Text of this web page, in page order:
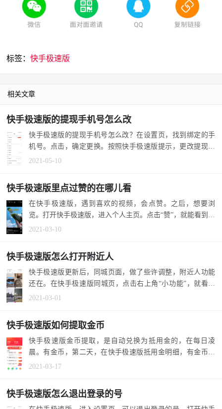
标签：快手极速版
相关文章
快手极速版的提现手机号怎么改
快手极速版的提现手机号怎么改？在设置页，找到绑定的手
机号。点击，确定更换。按照快手极速版提示，更改提现手
机号。 1.在快...
2021-05-10
快手极速版里点过赞的在哪儿看
在快手极速版，遇到喜欢的视频，会点赞。之后，想要浏
览。打开快手极速版，进入个人主页。点击“赞”，就能看到，
点过赞的视频...
2021-03-10
快手极速版怎么打开附近人
快手极速版更新后，同城页面，做了些许调整，附近人功能
还在。在快手极速版同城页，点击右上角“小功能”，就看到
“附近的人”了...
2021-03-01
快手极速版如何提取金币
快手极速版金币提取，是自动兑换为抵用金的，在每日凌
晨。有金币，第二天，在快手极速版抵用金明细，有金币自
动兑换的抵用金...
2021-03-17
快手极速版怎么退出登录的号